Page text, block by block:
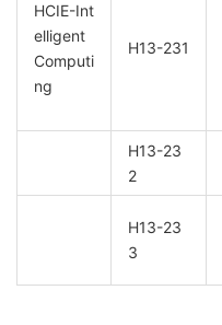
HCIE-Int
elligent
Computi
ng
H13-231
H13-23
2
H13-23
3